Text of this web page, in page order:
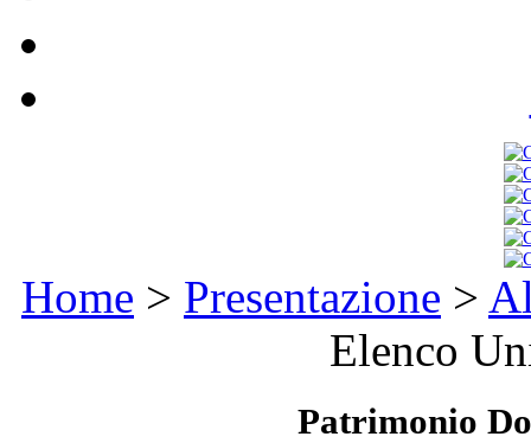
Home > Presentazione >
Elenco
Patrimonio